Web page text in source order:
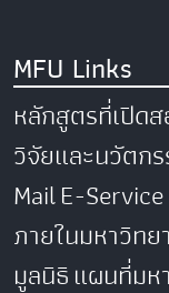
MFU Links
หลักสูตรที่เปิด
วิจัยและนวัตก
MailE-Service
ภายในมหาวิทย
มูลนิธิแผนที่มห